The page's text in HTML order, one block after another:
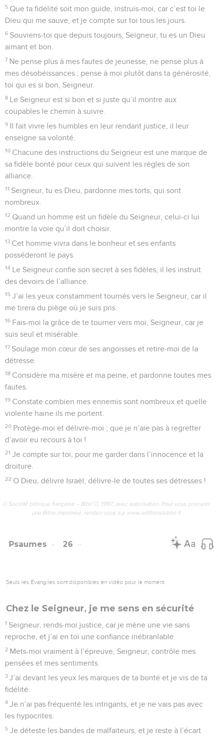
pas attirés vers le mensonge et n’ont pas fait de faux
serments.
5 Ils recevront la bénédiction du Seigneur et l’approbation de
leur Dieu, le Sauveur.
6 Voilà les vrais fidèles du Seigneur, ceux qui se tournent
vers Dieu, voilà le vrai Jacob.
7 Portes, relevez vos linteaux ; haussez-vous, portails
éternels, pour que le grand Roi fasse son entrée !
8 – Qui est ce grand Roi ? – C’est le Seigneur, le puissant
héros, le Seigneur, le héros des combats.
9 Portes, relevez vos linteaux ; haussez-vous, portails
éternels, pour que le grand Roi fasse son entrée !
10 – Qui est donc ce grand Roi ? – C’est le Seigneur de
l’univers, c’est lui le grand Roi. Pause
© Société biblique française – Bibli’O, 1997, avec autorisation. Pour vous procurer
Psaumes 25
Seuls les Évangiles sont disponibles en vidéo pour le moment.
Un innocent fait appel à Dieu
1 Je me tourne vers toi, Seigneur ;
2 mon Dieu, je me suis fié à toi, ne me laisse pas déçu. Ne
laisse pas mes ennemis crier victoire à mon sujet.
3 Aucun de ceux qui comptent sur toi n’aura à le regretter.
Mais honte à ceux qui te trahissent ! Qu’ils restent les mains
vides !
4 Seigneur, fais-moi connaître le chemin à suivre, enseigne-
moi à vivre comme tu le veux.
5 Que ta fidélité soit mon guide, instruis-moi, car c’est toi le
Dieu qui me sauve, et je compte sur toi tous les jours.
6 Souviens-toi que depuis toujours, Seigneur, tu es un Dieu
aimant et bon.
7 Ne pense plus à mes fautes de jeunesse, ne pense plus à
toi qui es si bon, Seigneur.
Le Seigneur est si bon et si juste qu’il montre aux
Il fait vivre les humbles en leur rendant justice, il leur
sa fidèle bonté pour ceux qui suivent les règles de son
11 Seigneur, tu es Dieu, pardonne mes torts, qui sont
nombreux.
Quand un homme est un fidèle du Seigneur, celui-ci lui
montre la voie qu’il doit choisir.
Cet homme vivra dans le bonheur et ses enfants
posséderont le pays.
14
Le Seigneur confie son secret à ses fidèles, il les instruit
des devoirs de l’alliance.
15
J’ai les yeux constamment tournés vers le Seigneur, car il
me tirera du piège où je suis pris.